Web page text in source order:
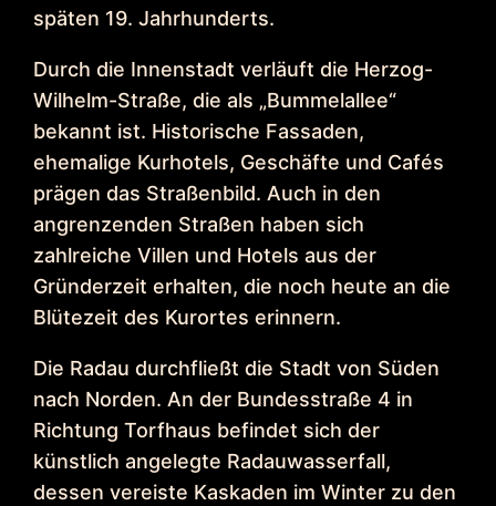
späten 19. Jahrhunderts.
Durch die Innenstadt verläuft die Herzog-
Wilhelm-Straße, die als „Bummelallee“
bekannt ist. Historische Fassaden,
ehemalige Kurhotels, Geschäfte und Cafés
prägen das Straßenbild. Auch in den
angrenzenden Straßen haben sich
zahlreiche Villen und Hotels aus der
Gründerzeit erhalten, die noch heute an die
Blütezeit des Kurortes erinnern.
Die Radau durchfließt die Stadt von Süden
nach Norden. An der Bundesstraße 4 in
Richtung Torfhaus befindet sich der
künstlich angelegte Radauwasserfall,
dessen vereiste Kaskaden im Winter zu den